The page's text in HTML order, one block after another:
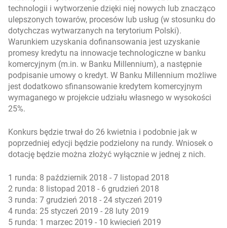
technologii i wytworzenie dzięki niej nowych lub znacząco
ulepszonych towarów, procesów lub usług (w stosunku do
dotychczas wytwarzanych na terytorium Polski).
Warunkiem uzyskania dofinansowania jest uzyskanie
promesy kredytu na innowacje technologiczne w banku
komercyjnym (m.in. w Banku Millennium), a następnie
podpisanie umowy o kredyt. W Banku Millennium możliwe
jest dodatkowo sfinansowanie kredytem komercyjnym
wymaganego w projekcie udziału własnego w wysokości
25%.
Konkurs będzie trwał do 26 kwietnia i podobnie jak w
poprzedniej edycji będzie podzielony na rundy. Wniosek o
dotację będzie można złożyć wyłącznie w jednej z nich.
1 runda: 8 październik 2018 - 7 listopad 2018
2 runda: 8 listopad 2018 - 6 grudzień 2018
3 runda: 7 grudzień 2018 - 24 styczeń 2019
4 runda: 25 styczeń 2019 - 28 luty 2019
5 runda: 1 marzec 2019 - 10 kwiecień 2019